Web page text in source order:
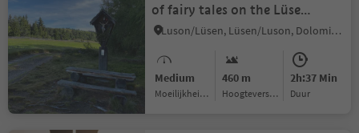
of fairy tales on the Lüsen
Alps
Luson/Lüsen, Lüsen/Luson, Dolomites Region Lüsen Villnöss
Medium
Moeilijkheidsgraad
460 m
Hoogteverschil
2h:37 Min
Duur